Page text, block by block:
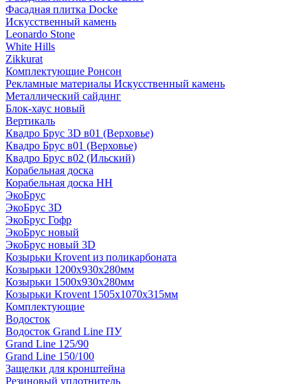
Фасадная плитка Docke
Искусственный камень
Leonardo Stone
White Hills
Zikkurat
Комплектующие Ронсон
Рекламные материалы Искусственный камень
Металлический сайдинг
Блок-хаус новый
Вертикаль
Квадро Брус 3D в01 (Верховье)
Квадро Брус в01 (Верховье)
Квадро Брус в02 (Ильский)
Корабельная доска
Корабельная доска НН
ЭкоБрус
ЭкоБрус 3D
ЭкоБрус Гофр
ЭкоБрус новый
ЭкоБрус новый 3D
Козырьки Krovent из поликарбоната
Козырьки 1200х930х280мм
Козырьки 1500х930х280мм
Козырьки Krovent 1505х1070х315мм
Комплектующие
Водосток
Водосток Grand Line ПУ
Grand Line 125/90
Grand Line 150/100
Защелки для кронштейна
Резиновый уплотнитель